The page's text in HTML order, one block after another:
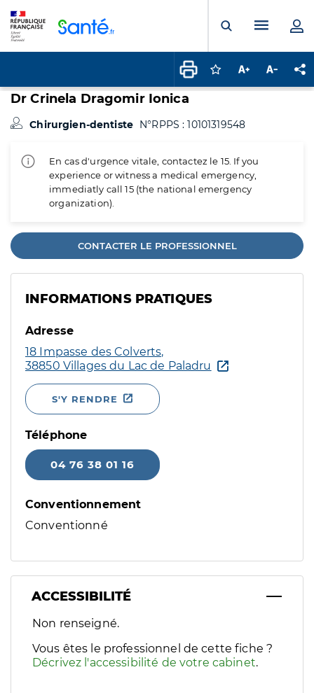
Ouvrir laMenu
Connectez-vous
Augmenter la
Dr Crinela Dragomir Ionica
Chirurgien-dentiste N°RPPS : 10101319548
En cas d'urgence vitale, contactez le 15. If you
experience or witness a medical emergency,
immediatly call 15 (the national emergency
organization).
CONTACTER LE PROFESSIONNEL
INFORMATIONS PRATIQUES
Adresse
18 Impasse des Colverts,
38850 Villages du Lac de Paladru
S'Y RENDRE
Téléphone
04 76 38 01 16
Conventionnement
Conventionné
ACCESSIBILITÉ
Filtres
Sélectionnez un ou plusieurs handicaps/besoins
Non renseigné.
Vous êtes le professionnel de cette fiche ?
Décrivez l'accessibilité de votre cabinet.